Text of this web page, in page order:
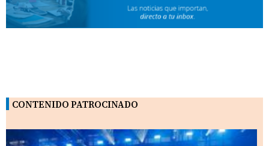
CONTENIDO PATROCINADO